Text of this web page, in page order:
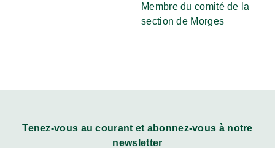
Membre du comité de la
section de Morges
Tenez-vous au courant et abonnez-vous à notre
newsletter